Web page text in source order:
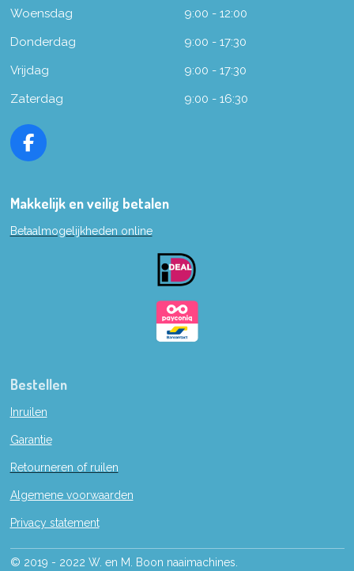
Woensdag
9:00 - 12:00
Donderdag
9:00 - 17:30
Vrijdag
9:00 - 17:30
Zaterdag
9:00 - 16:30
F
a
e
o
Makkelijk en veilig betalen
Betaalmogelijkheden online
Bestellen
Inruilen
Garantie
Retourneren of ruilen
Algemene voorwaarden
Privacy statement
© 2019 - 2022 W. en M. Boon naaimachines.